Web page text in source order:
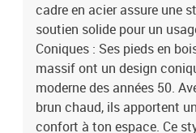
cadre en acier assure une
soutien solide pour un
Coniques : Ses pieds en
massif ont un design
moderne des années 50.
brun chaud, ils apportent
confort à ton espace. Ce